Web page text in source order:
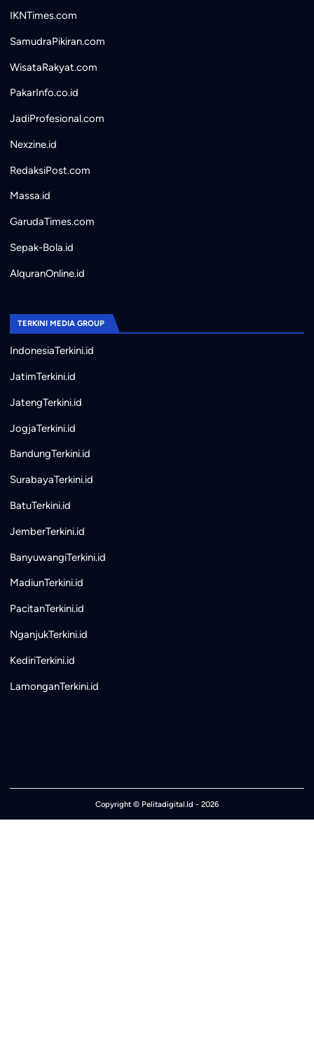
IKNTimes.com
SamudraPikiran.com
WisataRakyat.com
PakarInfo.co.id
JadiProfesional.com
Nexzine.id
RedaksiPost.com
Massa.id
GarudaTimes.com
Sepak-Bola.id
AlquranOnline.id
TERKINI MEDIA GROUP
IndonesiaTerkini.id
JatimTerkini.id
JatengTerkini.id
JogjaTerkini.id
BandungTerkini.id
SurabayaTerkini.id
BatuTerkini.id
JemberTerkini.id
BanyuwangiTerkini.id
MadiunTerkini.id
PacitanTerkini.id
NganjukTerkini.id
KediriTerkini.id
LamonganTerkini.id
Copyright © Pelitadigital.Id - 2026